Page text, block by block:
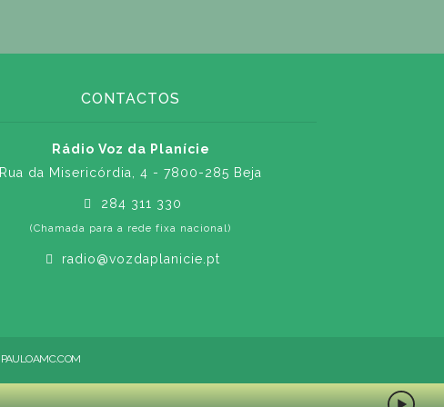
CONTACTOS
Rádio Voz da Planície
Rua da Misericórdia, 4 - 7800-285 Beja
284 311 330
(Chamada para a rede fixa nacional)
radio@vozdaplanicie.pt
PAULOAMC.COM